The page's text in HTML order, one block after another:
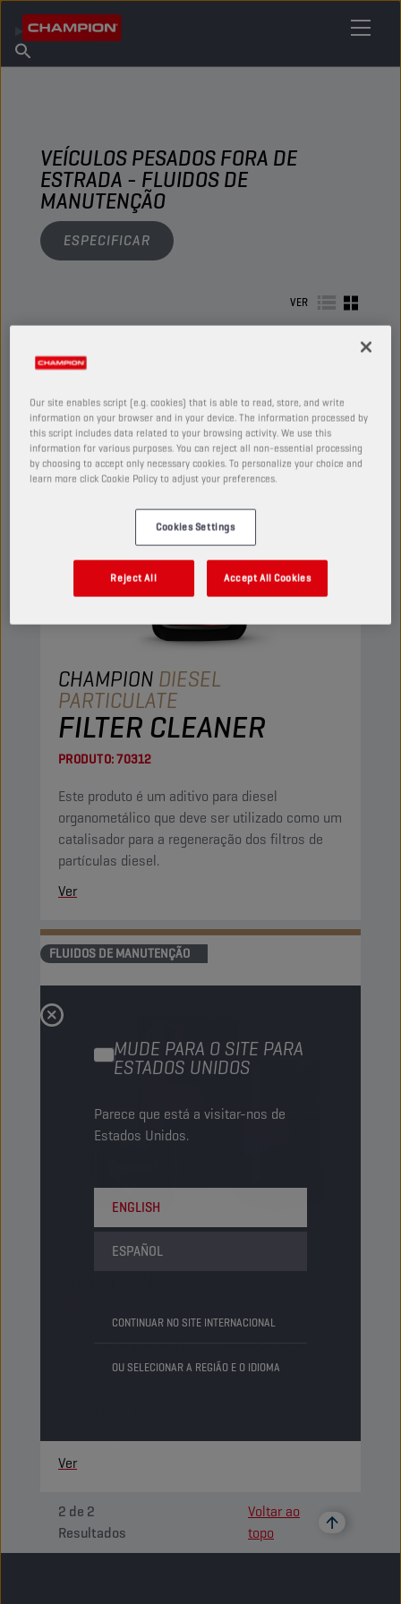
MUDE PARA O SITE PARA
ESTADOS UNIDOS
Parece que está a visitar-nos de
Estados Unidos.
ENGLISH
ESPAÑOL
CONTINUAR NO SITE INTERNACIONAL
OU SELECIONAR A REGIÃO E O IDIOMA
Sobre a Champion
Encontrar ponto de venda
VEÍCULOS PESADOS FORA DE
ESTRADA - FLUIDOS DE
MANUTENÇÃO
ESPECIFICAR
VER
CHAMPION DIESEL
PARTICULATE
FILTER CLEANER
PRODUTO:70312
Este produto é um aditivo para diesel
organometálico que deve ser utilizado como um
catalisador para a regeneração dos filtros de
partículas diesel.
Ver
FLUIDOS DE MANUTENÇÃO
baseado num solvente alifático, emulsionantes
Ver
2 de 2
Resultados
Voltar ao
topo
Our site enables script (e.g. cookies) that is able to read, store, and write
information on your browser and in your device. The information processed by
this script includes data related to your browsing activity. We use this
information for various purposes. You can reject all non-essential processing
by choosing to accept only necessary cookies. To personalize your choice and
learn more click Cookie Policy to adjust your preferences.
Cookies Settings
Reject All Accept All Cookies